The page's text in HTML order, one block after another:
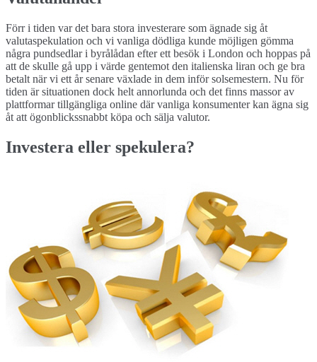
Förr i tiden var det bara stora investerare som ägnade sig åt
valutaspekulation och vi vanliga dödliga kunde möjligen gömma
några pundsedlar i byrålådan efter ett besök i London och hoppas på
att de skulle gå upp i värde gentemot den italienska liran och ge bra
betalt när vi ett år senare växlade in dem inför solsemestern. Nu för
tiden är situationen dock helt annorlunda och det finns massor av
plattformar tillgängliga online där vanliga konsumenter kan ägna sig
åt att ögonblickssnabbt köpa och sälja valutor.
Investera eller spekulera?